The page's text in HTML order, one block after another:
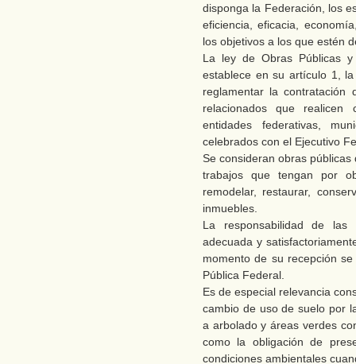
disponga la Federación, los
eficiencia, eficacia,
los objetivos a los que estén
La ley de Obras Públicas y
establece en su artículo 1,
reglamentar la
relacionados que
entidades federativas,
celebrados con el Ejecutivo
Se consideran obras
trabajos que tengan por
remodelar, restaurar,
inmuebles.
La responsabilidad de las
adecuada y
momento de su recepción
Pública Federal.
Es de especial relevancia
cambio de uso de suelo por
a arbolado y áreas verdes
como la obligación de
condiciones ambientales